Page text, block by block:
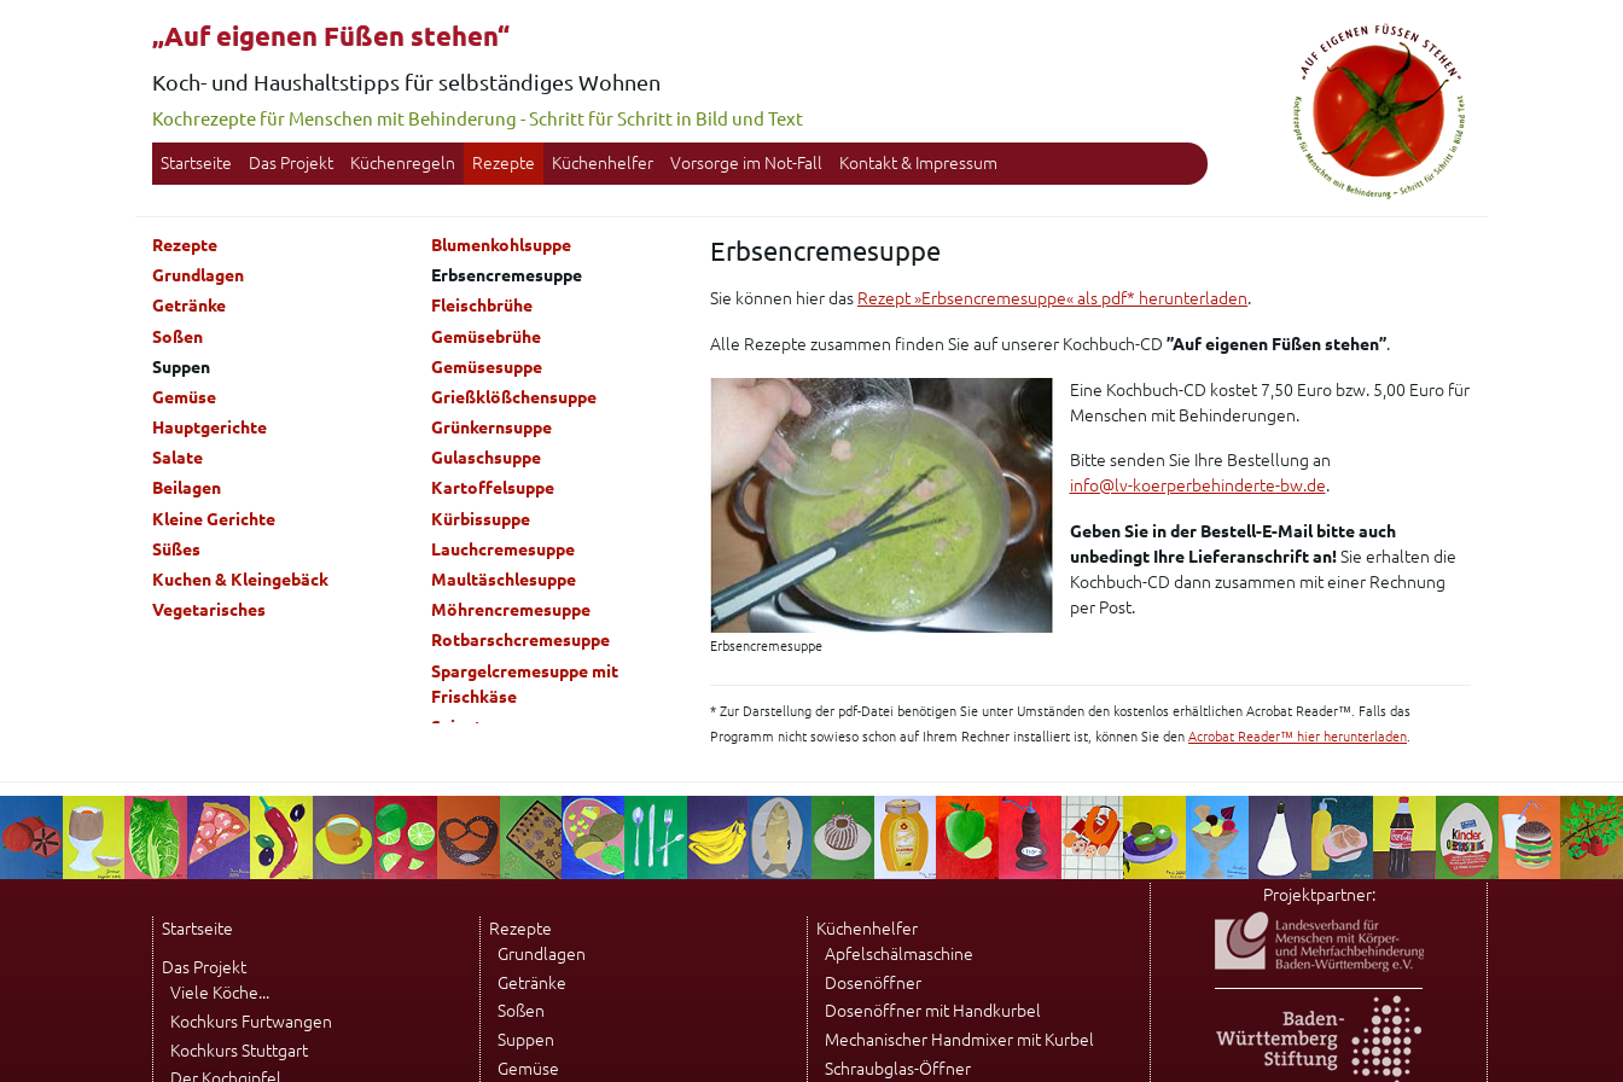
„Auf eigenen Füßen stehen“
Koch- und Haushaltstipps für selbständiges Wohnen
Kochrezepte für Menschen mit Behinderung -Schritt für Schritt in Bild und Text
Startseite Das Projekt Küchenregeln Rezepte Küchenhelfer Vorsorge im Not-Fall Kontakt & Impressum
Rezepte
Grundlagen
Getränke
Soßen
Suppen
Gemüse
Hauptgerichte
Salate
Beilagen
Kleine Gerichte
Süßes
Kuchen & Kleingebäck
Vegetarisches
Erbsencremesuppe
Sie können hier das Rezept »Erbsencremesuppe« als pdf* herunterladen.
Alle Rezepte zusammen finden Sie auf unserer Kochbuch-CD ”Auf eigenen Füßen stehen”.
Erbsencremesuppe
Eine Kochbuch-CD kostet 7,50 Euro bzw. 5,00 Euro für
Menschen mit Behinderungen.
Bitte senden Sie Ihre Bestellung an
info@lv-koerperbehinderte-bw.de.
Geben Sie in der Bestell-E-Mail bitte auch
unbedingt Ihre Lieferanschrift an!Sie erhalten die
Kochbuch-CD dann zusammen mit einer Rechnung
per Post.
* Zur Darstellung der pdf-Datei benötigen Sie unter Umständen den kostenlos erhältlichen Acrobat Reader™. Falls das
Programm nicht sowieso schon auf Ihrem Rechner installiert ist, können Sie den Acrobat Reader™ hier herunterladen
Blumenkohlsuppe
Erbsencremesuppe
Fleischbrühe
Gemüsebrühe
Gemüsesuppe
Grießklößchensuppe
Grünkernsuppe
Gulaschsuppe
Kartoffelsuppe
Kürbissuppe
Lauchcremesuppe
Maultäschlesuppe
Möhrencremesuppe
Rotbarschcremesuppe
Spargelcremesuppe mit
Frischkäse
Spinatcremesuppe
Startseite
Das Projekt
Viele Köche...
Kochkurs Furtwangen
Kochkurs Stuttgart
Rezepte
Grundlagen
Getränke
Soßen
Suppen
Gemüse
Küchenhelfer
Apfelschälmaschine
Dosenöffner
Dosenöffner mit Handkurbel
Mechanischer Handmixer mit Kurbel
Schraubglas-Öffner
Projektpartner: